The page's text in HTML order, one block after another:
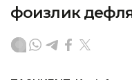
фоизлик